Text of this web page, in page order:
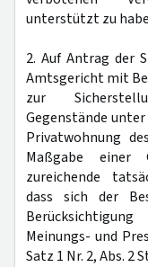
unterstützt zu
2. Auf Antrag der
Amtsgericht mit
zur
Gegenstände
Privatwohnung
Maßgabe einer
zureichende
dass sich der
Meinungs- und
Satz 1 Nr. 2, Abs. 2